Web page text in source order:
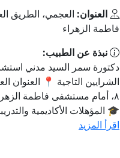
العنوان:
فاطمة الزهراء
نبذة عن الطبيب:
دكتورة سمر السيد مدني
الشرايين التاجية 📍 العنوان
🎓 المؤهلات الأكاديمية
اقرأ المزيد